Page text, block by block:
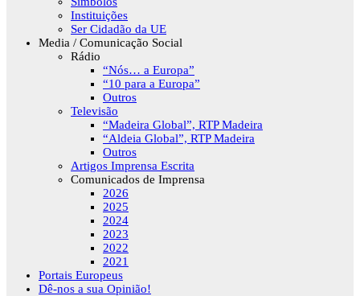
Instituições
Ser Cidadão da UE
Media / Comunicação Social
Rádio
“Nós… a Europa”
“10 para a Europa”
Outros
Televisão
“Madeira Global”, RTP Madeira
“Aldeia Global”, RTP Madeira
Outros
Artigos Imprensa Escrita
Comunicados de Imprensa
2026
2025
2024
2023
2022
2021
Portais Europeus
Dê-nos a sua Opinião!